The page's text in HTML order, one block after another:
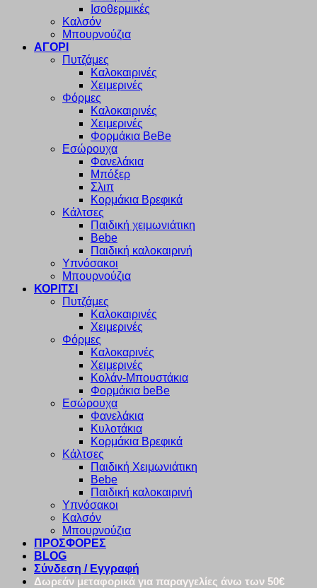
Ισοθερμικές
Καλσόν
Μπουρνούζια
ΑΓΟΡΙ
Πυτζάμες
Καλοκαιρινές
Χειμερινές
Φόρμες
Καλοκαιρινές
Χειμερινές
Φορμάκια BeBe
Εσώρουχα
Φανελάκια
Μπόξερ
Σλιπ
Κορμάκια Βρεφικά
Κάλτσες
Παιδική χειμωνιάτικη
Bebe
Παιδική καλοκαιρινή
Υπνόσακοι
Μπουρνούζια
ΚΟΡΙΤΣΙ
Πυτζάμες
Καλοκαιρινές
Χειμερινές
Φόρμες
Καλοκαρινές
Χειμερινές
Κολάν-Μπουστάκια
Φορμάκια beBe
Εσώρουχα
Φανελάκια
Κυλοτάκια
Κορμάκια Βρεφικά
Κάλτσες
Παιδική Χειμωνιάτικη
Bebe
Παιδική καλοκαιρινή
Υπνόσακοι
Καλσόν
Μπουρνούζια
ΠΡΟΣΦΟΡΕΣ
BLOG
Σύνδεση / Εγγραφή
Δωρεάν μεταφορικά για παραγγελίες άνω των 50€